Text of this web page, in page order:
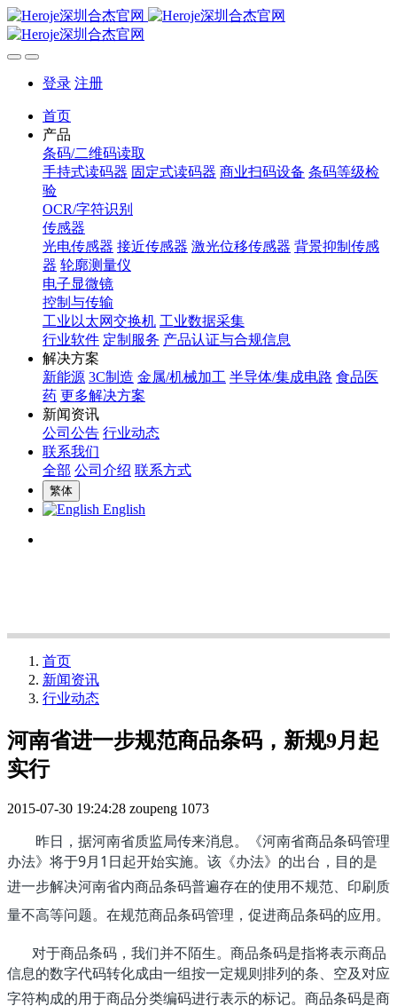
登录 注册
首页
产品
条码/二维码读取
手持式读码器 固定式读码器 商业扫码设备 条码等级检
验
OCR/字符识别
传感器
光电传感器 接近传感器 激光位移传感器 背景抑制传感
器 轮廓测量仪
电子显微镜
控制与传输
工业以太网交换机 工业数据采集
行业软件 定制服务 产品认证与合规信息
解决方案
新能源 3C制造 金属/机械加工 半导体/集成电路 食品医
药 更多解决方案
新闻资讯
公司公告 行业动态
联系我们
全部 公司介绍 联系方式
繁体
English
首页
新闻资讯
行业动态
河南省进一步规范商品条码，新规9月起
实行
2015-07-30 19:24:28 zoupeng 1073
昨日，据河南省质监局传来消息。《河南省商品条码管理
办法》将于9月1日起开始实施。该《办法》的出台，目的是
进一步解决河南省内商品条码普遍存在的使用不规范、印刷质
量不高等问题。在规范商品条码管理，促进商品条码的应用。
对于商品条码，我们并不陌生。商品条码是指将表示商品
信息的数字代码转化成由一组按一定规则排列的条、空及对应
字符构成的用于商品分类编码进行表示的标记。商品条码是商